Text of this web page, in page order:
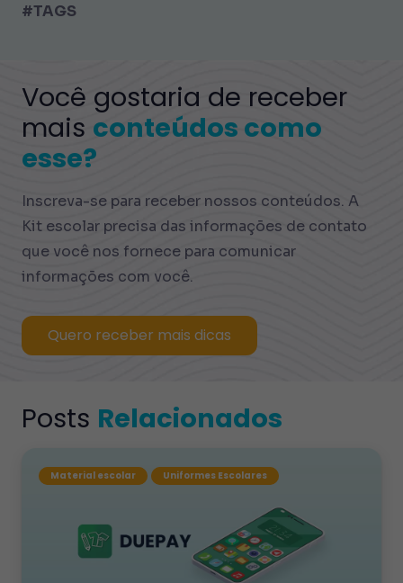
#TAGS
Você gostaria de receber
mais conteúdos como
esse?
Inscreva-se para receber nossos conteúdos. A
Kit escolar precisa das informações de contato
que você nos fornece para comunicar
informações com você.
Quero receber mais dicas
Posts Relacionados
Material escolar Uniformes Escolares